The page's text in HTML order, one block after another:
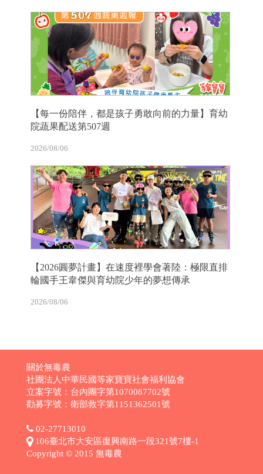
【每一份陪伴，都是孩子勇敢向前的力量】育幼
院蔬果配送第507週
2026/08/06
【2026圓夢計畫】在速度裡學會著陸：極限直排
輪國手王韋傑與育幼院少年的夢想傳承
2026/08/06
關於無毒農
社團法人中華民國等家寶寶社會福利協會
立案字號：台內團字第1070087702號
勸募字號：衛部救字第1151362501號
02-27713010
106臺北市大安區復興南路一段321號7樓-1
Copyright © 2015 無毒農